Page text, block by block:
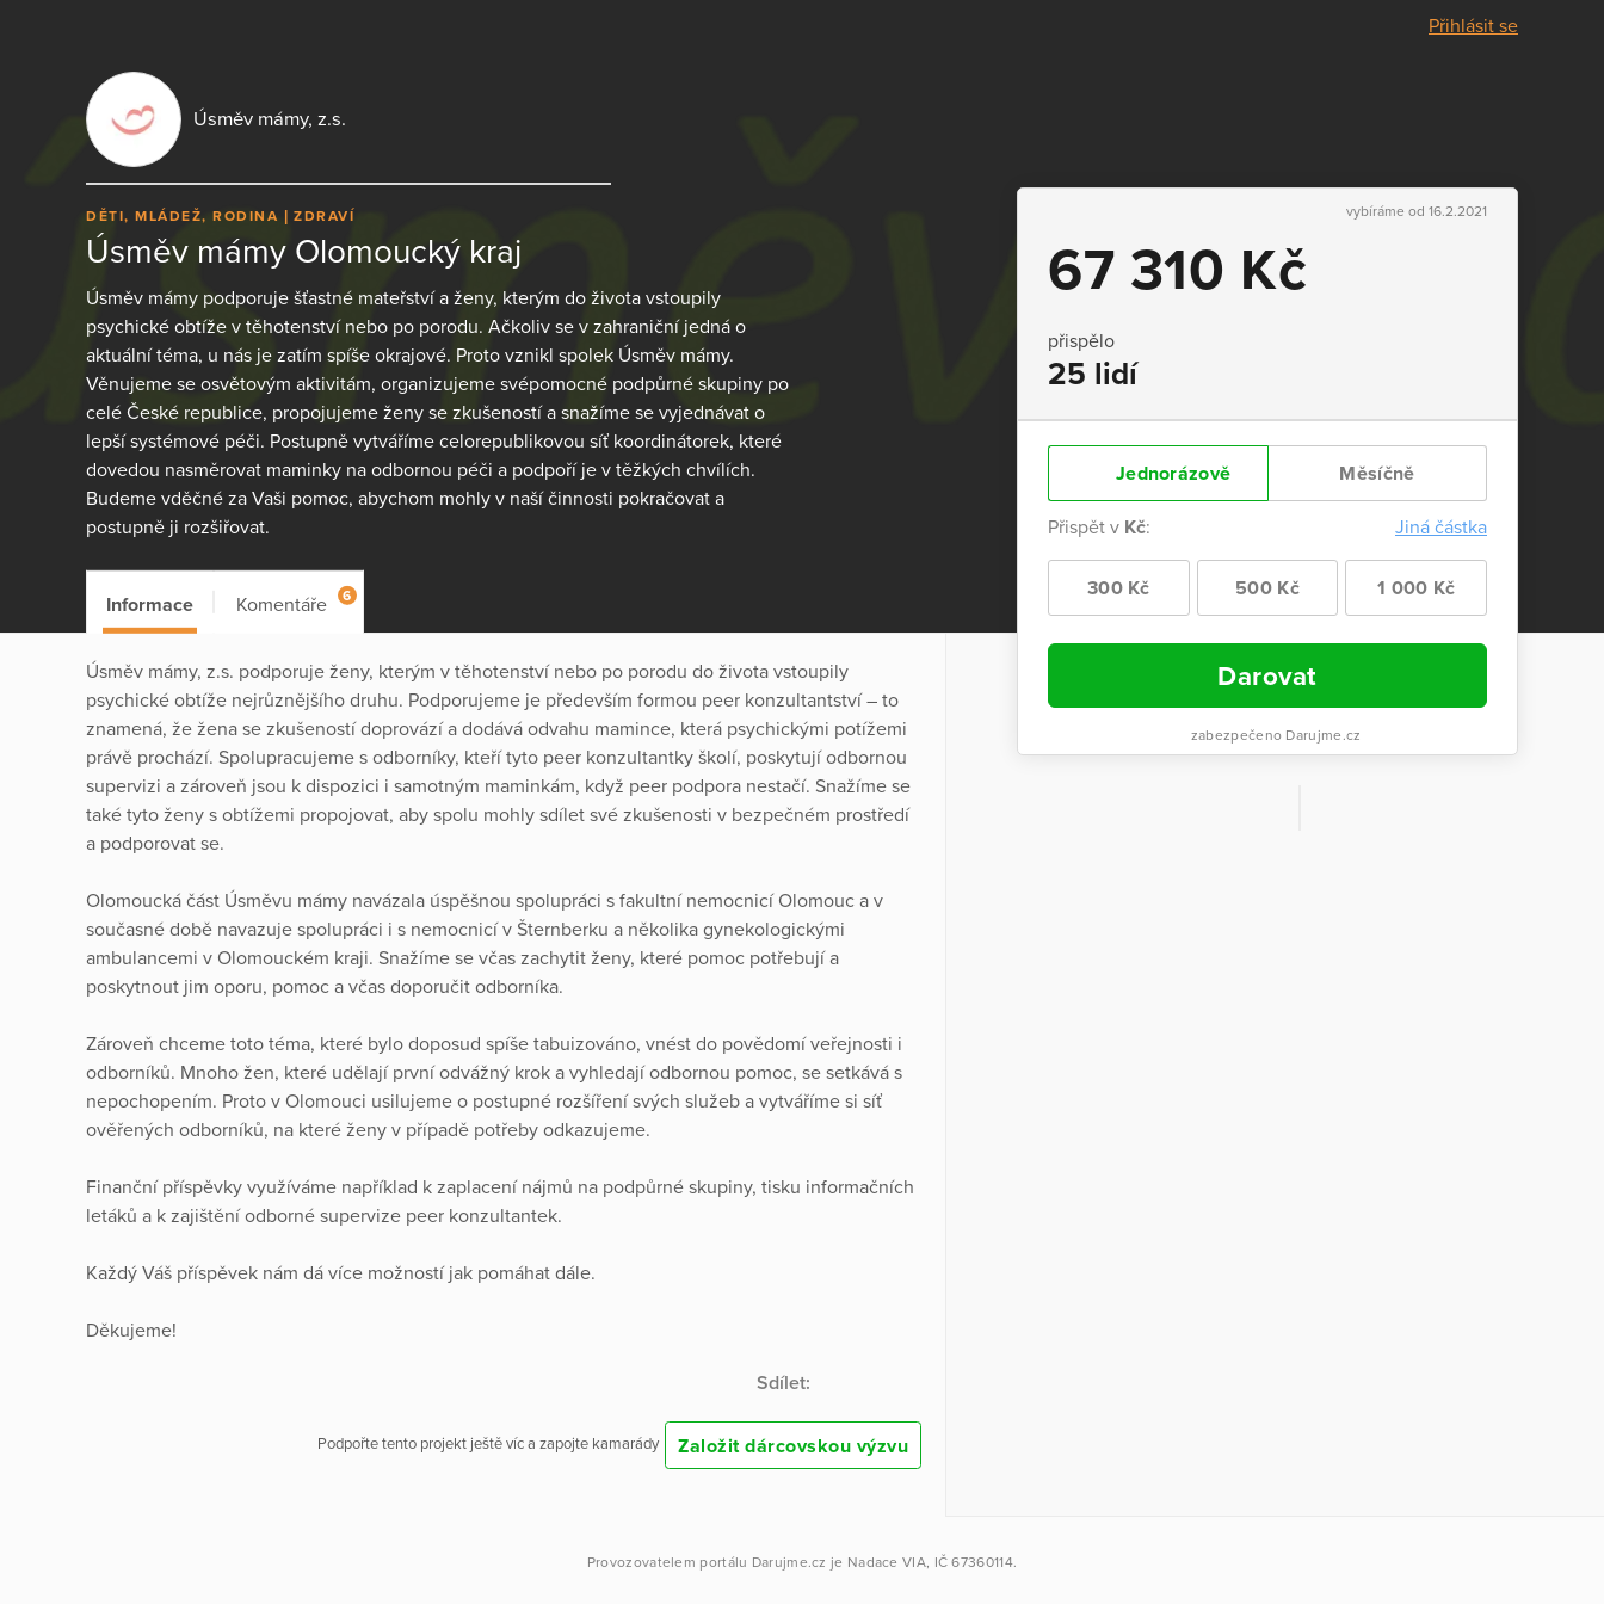
Přihlásit se
Úsměv mámy, z.s.
DĚTI, MLÁDEŽ, RODINA ZDRAVÍ
Úsměv mámy Olomoucký kraj
Úsměv mámy podporuje šťastné mateřství a ženy, kterým do života vstoupily
psychické obtíže v těhotenství nebo po porodu. Ačkoliv se v zahraniční jedná o
aktuální téma, u nás je zatím spíše okrajové. Proto vznikl spolek Úsměv mámy.
Věnujeme se osvětovým aktivitám, organizujeme svépomocné podpůrné skupiny po
celé České republice, propojujeme ženy se zkušeností a snažíme se vyjednávat o
lepší systémové péči. Postupně vytváříme celorepublikovou síť koordinátorek, které
dovedou nasměrovat maminky na odbornou péči a podpoří je v těžkých chvílích.
Budeme vděčné za Vaši pomoc, abychom mohly v naší činnosti pokračovat a
postupně ji rozšiřovat.
vybíráme od 16.2.2021
67 310 Kč
přispělo
25 lidí
Jednorázově Měsíčně
Přispět v Kč: Jiná částka
300 Kč 500 Kč 1 000 Kč
Darovat
zabezpečeno Darujme.cz
Informace Komentáře 6
Úsměv mámy, z.s. podporuje ženy, kterým v těhotenství nebo po porodu do života vstoupily
psychické obtíže nejrůznějšího druhu. Podporujeme je především formou peer konzultantství – to
znamená, že žena se zkušeností doprovází a dodává odvahu mamince, která psychickými potížemi
právě prochází. Spolupracujeme s odborníky, kteří tyto peer konzultantky školí, poskytují odbornou
supervizi a zároveň jsou k dispozici i samotným maminkám, když peer podpora nestačí. Snažíme se
také tyto ženy s obtížemi propojovat, aby spolu mohly sdílet své zkušenosti v bezpečném prostředí
a podporovat se.
Olomoucká část Úsměvu mámy navázala úspěšnou spolupráci s fakultní nemocnicí Olomouc a v
současné době navazuje spolupráci i s nemocnicí v Šternberku a několika gynekologickými
ambulancemi v Olomouckém kraji. Snažíme se včas zachytit ženy, které pomoc potřebují a
poskytnout jim oporu, pomoc a včas doporučit odborníka.
Zároveň chceme toto téma, které bylo doposud spíše tabuizováno, vnést do povědomí veřejnosti i
odborníků. Mnoho žen, které udělají první odvážný krok a vyhledají odbornou pomoc, se setkává s
nepochopením. Proto v Olomouci usilujeme o postupné rozšíření svých služeb a vytváříme si síť
ověřených odborníků, na které ženy v případě potřeby odkazujeme.
Finanční příspěvky využíváme například k zaplacení nájmů na podpůrné skupiny, tisku informačních
letáků a k zajištění odborné supervize peer konzultantek.
Každý Váš příspěvek nám dá více možností jak pomáhat dále.
Děkujeme!
Sdílet:
Podpořte tento projekt ještě víc a zapojte kamarády Založit dárcovskou výzvu
Provozovatelem portálu Darujme.cz je Nadace VIA, IČ 67360114.